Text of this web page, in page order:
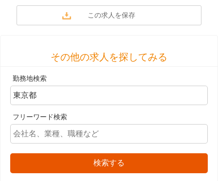
その他の求人を探してみる
勤務地検索
フリーワード検索
検索する